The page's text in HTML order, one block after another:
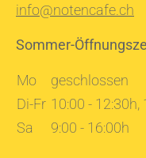
info@notencafe.ch
Sommer-
Mo
geschlossen
Di-Fr 10:00 - 12:30h,
Sa
9:00 - 16:00h